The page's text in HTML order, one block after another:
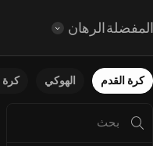
المفضلةالرهان
كرة القدم الهوكي